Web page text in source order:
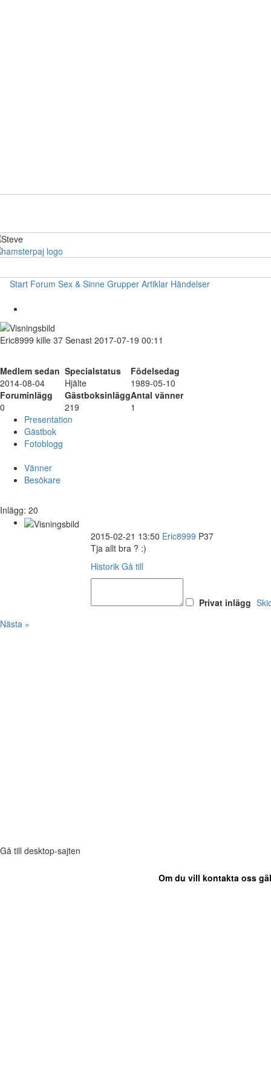
Start Forum Sex & Sinne Grupper Artiklar Händelser
Eric8999 kille 37 Senast 2017-07-19 00:11
Medlem sedan Specialstatus
Födelsedag
2014-08-04
Hjälte
1989-05-10
Foruminlägg
GästboksinläggAntal vänner
0
219
1
Presentation
Gästbok
Fotoblogg
Vänner
Besökare
Inlägg: 20
2015-02-21 13:50 Eric8999 P37
Tja allt bra ? :)
Historik Gå till
Privat inlägg
Nästa »
Gå till desktop-sajten
Om du vill kontakta oss